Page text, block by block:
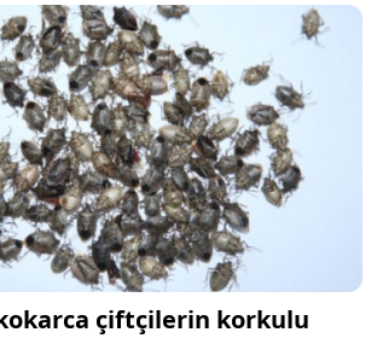
olacağını ve Türk lirasının değerinin
edeceğini belirterek, aksi yönde atılacak
bir felaket olacağı uyarısında bulundu.
çiftçilerin korkulu